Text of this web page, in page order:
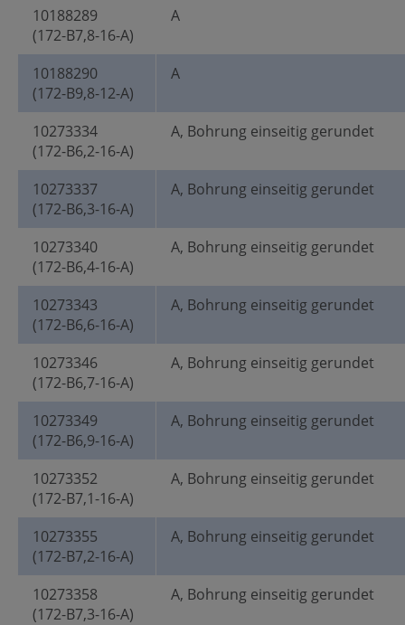
10188289
(172-B7,8-16-A)
A
10188290
(172-B9,8-12-A)
A
10273334
(172-B6,2-16-A)
A, Bohrung einseitig gerundet
10273337
(172-B6,3-16-A)
A, Bohrung einseitig gerundet
10273340
(172-B6,4-16-A)
A, Bohrung einseitig gerundet
10273343
(172-B6,6-16-A)
A, Bohrung einseitig gerundet
10273346
(172-B6,7-16-A)
A, Bohrung einseitig gerundet
10273349
(172-B6,9-16-A)
A, Bohrung einseitig gerundet
10273352
(172-B7,1-16-A)
A, Bohrung einseitig gerundet
10273355
(172-B7,2-16-A)
A, Bohrung einseitig gerundet
10273358
(172-B7,3-16-A)
A, Bohrung einseitig gerundet